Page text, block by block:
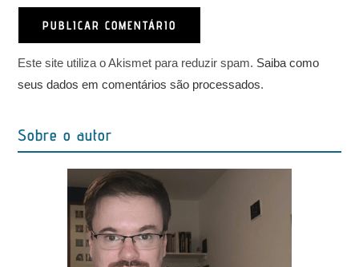
Este site utiliza o Akismet para reduzir spam. Saiba como
seus dados em comentários são processados.
Sobre o autor